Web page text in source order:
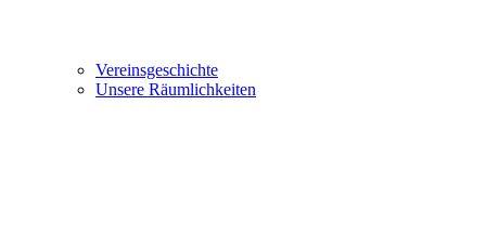
Vereinsgeschichte
Unsere Räumlichkeiten